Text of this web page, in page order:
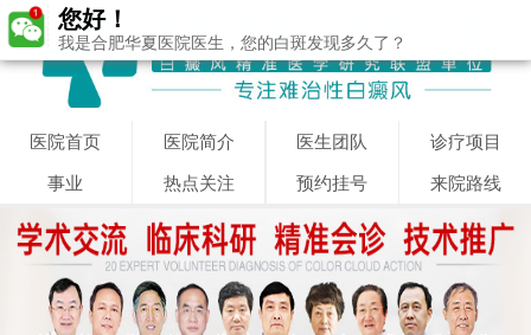
医院首页 医院简介 医生团队 诊疗项目
事业 热点关注 预约挂号 来院路线
您好！
我是合肥华夏医院医生，您的白斑发现多久了？